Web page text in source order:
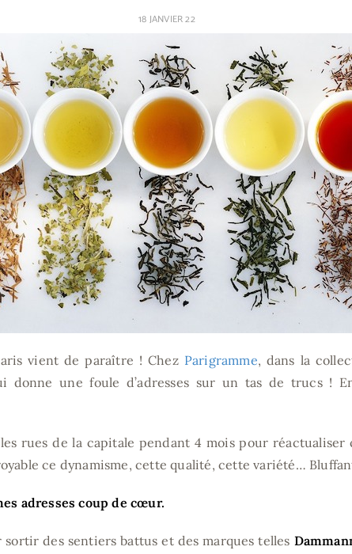
18 JANVIER 22
vient de paraître ! Chez Parigramme, dans la
donne une foule d’adresses sur un tas de trucs !
rues de la capitale pendant 4 mois pour
ce dynamisme, cette qualité, cette variété…
adresses coup de cœur.
des sentiers battus et des marques telles